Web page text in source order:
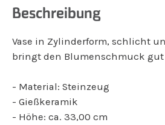
Beschreibung
Vase in Zylinderform, schlicht
bringt den Blumenschmuck gut
- Material: Steinzeug
- Gießkeramik
- Höhe: ca. 33,00 cm